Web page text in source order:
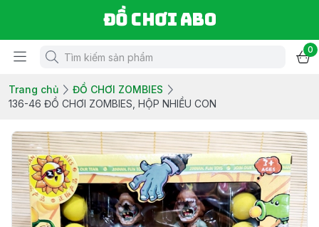
Đồ chơi ABO
0
Trang chủ
ĐỒ CHƠI ZOMBIES
136-46 ĐỒ CHƠI ZOMBIES, HỘP NHIỀU CON